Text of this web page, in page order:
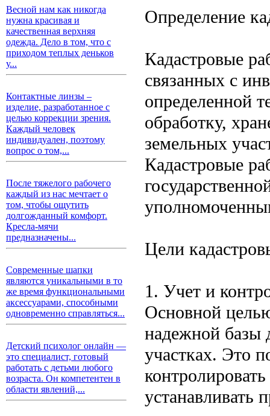
Весной нам как никогда
нужна красивая и
качественная верхняя
одежда. Дело в том, что с
приходом теплых деньков
у...
Контактные линзы –
изделие, разработанное с
целью коррекции зрения.
Каждый человек
индивидуален, поэтому
вопрос о том,...
После тяжелого рабочего
каждый из нас мечтает о
том, чтобы ощутить
долгожданный комфорт.
Кресла-мячи
предназначены...
Современные шапки
являются уникальными в то
же время функциональными
аксессуарами, способными
одновременно справляться...
Детский психолог онлайн —
это специалист, готовый
работать с детьми любого
возраста. Он компетентен в
области явлений,...
Определение
Кадастровые
связанных с
определенной
обработку,
земельных
Кадастровые
Цели
1. Учет и
Основной
надежной базы
участках. Это
устанавливать